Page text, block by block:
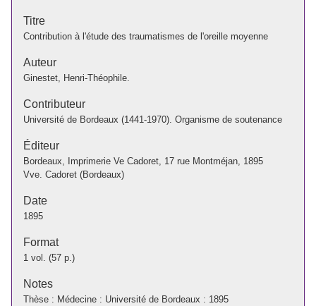
Titre
Contribution à l'étude des traumatismes de l'oreille moyenne
Auteur
Ginestet, Henri-Théophile.
Contributeur
Université de Bordeaux (1441-1970). Organisme de soutenance
Éditeur
Bordeaux, Imprimerie Ve Cadoret, 17 rue Montméjan, 1895
Vve. Cadoret (Bordeaux)
Date
1895
Format
1 vol. (57 p.)
Notes
Thèse : Médecine : Université de Bordeaux : 1895